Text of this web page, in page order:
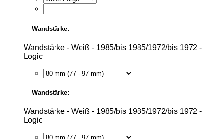
Wandstärke:
Wandstärke - Weiß - 1985/bis 1985/1972/bis 1972 -
Logic
Wandstärke:
Wandstärke - Weiß - 1985/bis 1985/1972/bis 1972 -
Logic